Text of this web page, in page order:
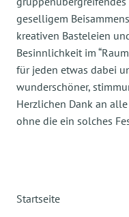
geselligem
kreativen Basteleien
Besinnlichkeit im
für jeden etwas dabei
wunderschöner,
Herzlichen Dank an
ohne die ein solches
Startseite